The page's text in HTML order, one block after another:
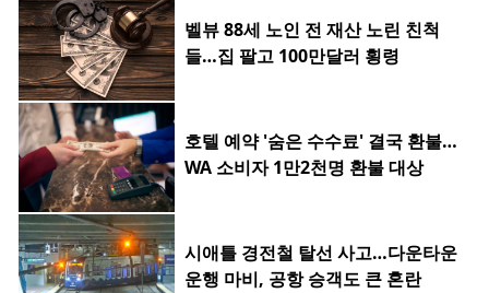
벨뷰 88세 노인 전 재산 노린 친척
들…집 팔고 100만달러 횡령
호텔 예약 '숨은 수수료' 결국 환불…
WA 소비자 1만2천명 환불 대상
시애틀 경전철 탈선 사고…다운타운
운행 마비, 공항 승객도 큰 혼란